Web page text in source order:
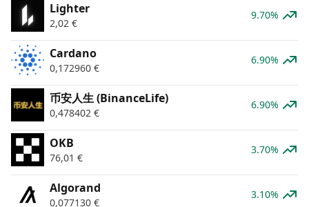
Lighter
2,02 €
9.70%
Cardano
0,172960 €
6.90%
币安人生 (BinanceLife)
0,478402 €
6.90%
OKB
76,01 €
3.70%
Algorand
0,077130 €
3.10%